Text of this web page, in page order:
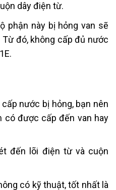
dây điện từ.
phận này bị hỏng van sẽ
đó, không cấp đủ nước
nước bị hỏng, bạn nên
có được cấp đến van hay
đến lõi điện từ và cuộn
có kỹ thuật, tốt nhất là